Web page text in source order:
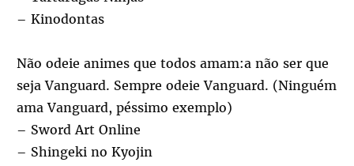
– Kinodontas
Não odeie animes que todos amam:a não ser que
seja Vanguard. Sempre odeie Vanguard. (Ninguém
ama Vanguard, péssimo exemplo)
– Sword Art Online
– Shingeki no Kyojin